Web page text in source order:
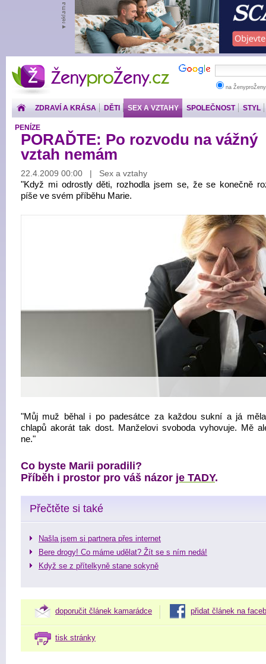
ŽenyproŽeny.cz
na
ZDRAVÍ A KRÁSA DĚTI SEX A VZTAHY SPOLEČNOST STYL
PENÍZE
PORAĎTE: Po rozvodu na vážný
vztah nemám
22.4.2009 00:00 | Sex a vztahy
"Když mi odrostly děti, rozhodla jsem se, že se konečně
píše ve svém příběhu Marie.
"Můj muž běhal i po padesátce za každou sukní a já
chlapů akorát tak dost. Manželovi svoboda vyhovuje. Mě
ne."
Co byste Marii poradili?
Příběh i prostor pro váš názor je TADY.
Přečtěte si také
Našla jsem si partnera přes internet
Bere drogy! Co máme udělat? Žít se s ním nedá!
Když se z přítelkyně stane sokyně
doporučit článek kamarádce přidat článek na
tisk stránky